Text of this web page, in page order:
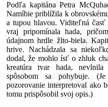
Podľa kapitána Petra
Namíbie priblížila k
a tupou hlavou. Viditeľná časť
vraj pripomínala hada,
údajnom hrdle žlto-biela.
hrive. Nachádzala sa
dodal, že mohlo ísť o zhluk
kreatúra tvar hada,
spôsobom sa pohybuje.
pozorovanie interpretoval ako
tomu prispôsobil svoj opis.)